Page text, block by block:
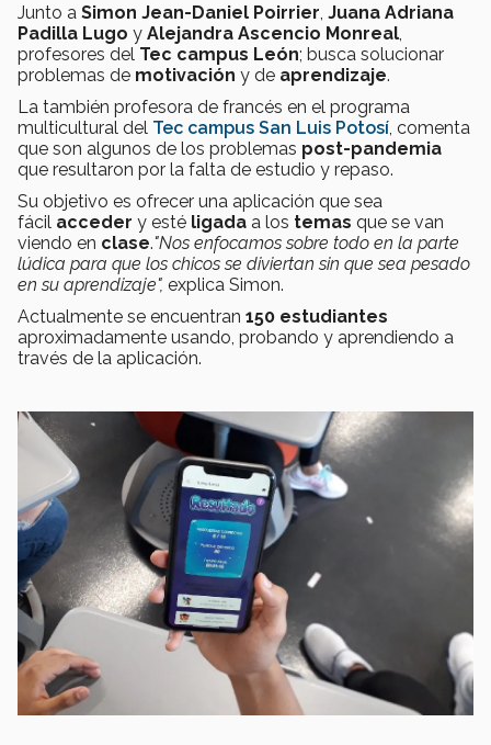
Junto a Simon Jean-Daniel Poirrier Juana Adriana
Padilla Lugo y Alejandra Ascencio Monreal
profesores del Tec campus León; busca solucionar
problemas de motivación y de aprendizaje.
La también profesora de francés en el programa
multicultural del Tec campus San Luis Potosí , comenta
que son algunos de los problemas post-pandemia
que resultaron por la falta de estudio y repaso.
Su objetivo es ofrecer una aplicación que sea
fácil acceder y esté ligada a los temas que se van
viendo en clase."Nos enfocamos sobre todo en la parte
lúdica para que los chicos se diviertan sin que sea pesado
en su aprendizaje", explica Simon.
Actualmente se encuentran 150 estudiantes
aproximadamente usando, probando y aprendiendo a
través de la aplicación.